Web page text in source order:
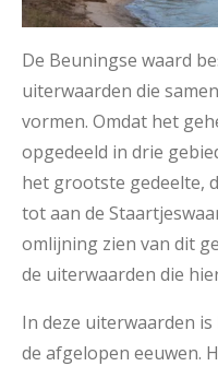
De Beuningse waard
uiterwaarden die
vormen. Omdat het
opgedeeld in drie
het grootste gedeelte,
tot aan de
omlijning zien van dit
de uiterwaarden die
In deze uiterwaarden
de afgelopen eeuwen.